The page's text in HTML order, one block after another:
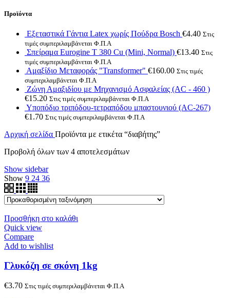
Προϊόντα
Εξεταστικά Γάντια Latex χωρίς Πούδρα Bosch €4.40 Στις
τιμές συμπεριλαμβάνεται Φ.Π.Α
Σπείραμα Eurogine Τ 380 Cu (Mini, Normal) €13.40 Στις
τιμές συμπεριλαμβάνεται Φ.Π.Α
Αμαξίδιο Μεταφοράς "Transformer" €160.00 Στις τιμές
συμπεριλαμβάνεται Φ.Π.Α
Ζώνη Αμαξιδίου με Μηχανισμό Ασφαλείας (AC - 460 )
€15.20 Στις τιμές συμπεριλαμβάνεται Φ.Π.Α
Υποπόδιο τριπόδου-τετραπόδου μπαστουνιού (AC-267)
€1.70 Στις τιμές συμπεριλαμβάνεται Φ.Π.Α
Αρχική σελίδα Προϊόντα με ετικέτα “διαβήτης”
Προβολή όλων των 4 αποτελεσμάτων
Show sidebar
Show 9 24 36
Προσθήκη στο καλάθι
Quick view
Compare
Add to wishlist
Γλυκόζη σε σκόνη 1kg
€3.70 Στις τιμές συμπεριλαμβάνεται Φ.Π.Α